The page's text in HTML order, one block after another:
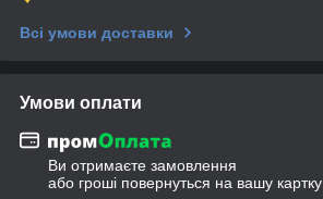
Всі умови доставки
Умови оплати
Ви отримаєте замовлення
або гроші повернуться на вашу картку